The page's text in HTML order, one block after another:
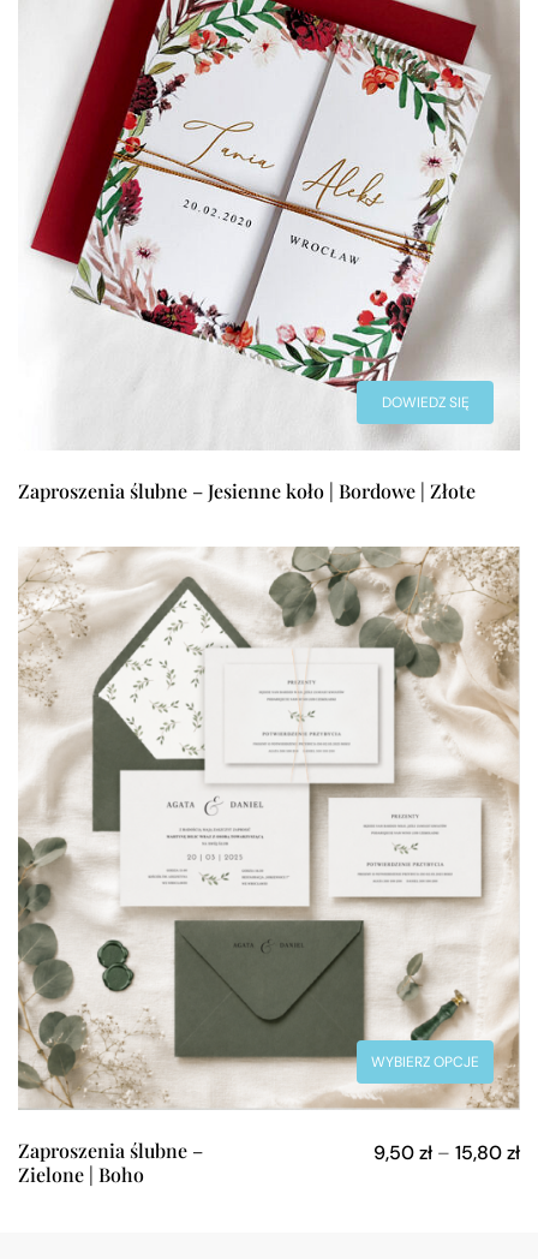
DOWIEDZ SIĘ
WIĘCEJ
Zaproszenia ślubne – Jesienne koło | Bordowe | Złote
WYBIERZ OPCJE
Zaproszenia ślubne –
Zielone | Boho
9,50zł – 15,80zł